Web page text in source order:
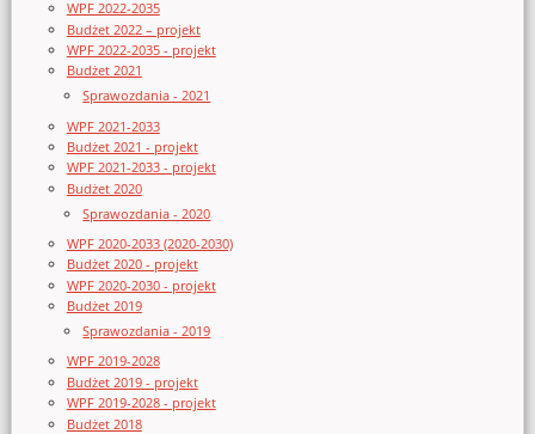
WPF 2022-2035
Budżet 2022 – projekt
WPF 2022-2035 - projekt
Budżet 2021
Sprawozdania - 2021
WPF 2021-2033
Budżet 2021 - projekt
WPF 2021-2033 - projekt
Budżet 2020
Sprawozdania - 2020
WPF 2020-2033 (2020-2030)
Budżet 2020 - projekt
WPF 2020-2030 - projekt
Budżet 2019
Sprawozdania - 2019
WPF 2019-2028
Budżet 2019 - projekt
WPF 2019-2028 - projekt
Budżet 2018